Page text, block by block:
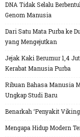
DNA Tidak Selalu
Genom Manusia
Dari Satu Mata Purba ke
yang Mengejutkan
Jejak Kaki Berumur 1,4
Kerabat Manusia Purba
Ribuan Bahasa Manusia
Ungkap Studi Baru
Benarkah ‘Penyakit
Mengapa Hidup Modern